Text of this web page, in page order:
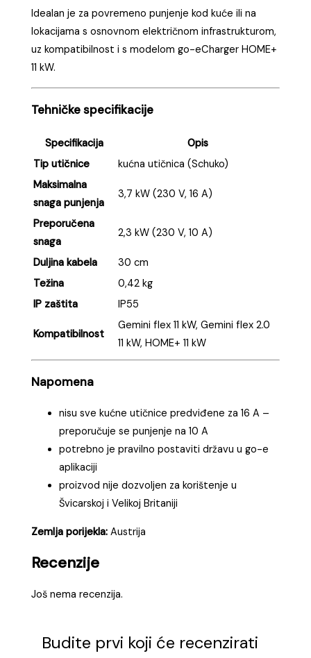
Idealan je za povremeno punjenje kod kuće ili na
lokacijama s osnovnom električnom infrastrukturom,
uz kompatibilnost i s modelom go-eCharger HOME+
11 kW.
Tehničke specifikacije
Specifikacija
Opis
Tip utičnice
kućna utičnica (Schuko)
Maksimalna
snaga punjenja
3,7 kW (230 V, 16 A)
Preporučena
snaga
2,3 kW (230 V, 10 A)
Duljina kabela
30 cm
Težina
0,42 kg
IP zaštita
IP55
Kompatibilnost
Gemini flex 11 kW, Gemini flex 2.0
11 kW, HOME+ 11 kW
Napomena
nisu sve kućne utičnice predviđene za 16 A –
preporučuje se punjenje na 10 A
potrebno je pravilno postaviti državu u go-e
aplikaciji
proizvod nije dozvoljen za korištenje u
Švicarskoj i Velikoj Britaniji
Zemlja porijekla: Austrija
Recenzije
Još nema recenzija.
Budite prvi koji će recenzirati